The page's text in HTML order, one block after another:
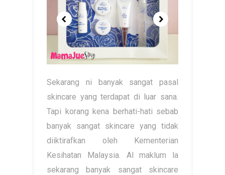
Sekarang ni banyak sangat pasal
skincare yang terdapat di luar sana.
Tapi korang kena berhati-hati sebab
banyak sangat skincare yang tidak
diiktirafkan oleh Kementerian
Kesihatan Malaysia. Al maklum la
sekarang banyak sangat skincare